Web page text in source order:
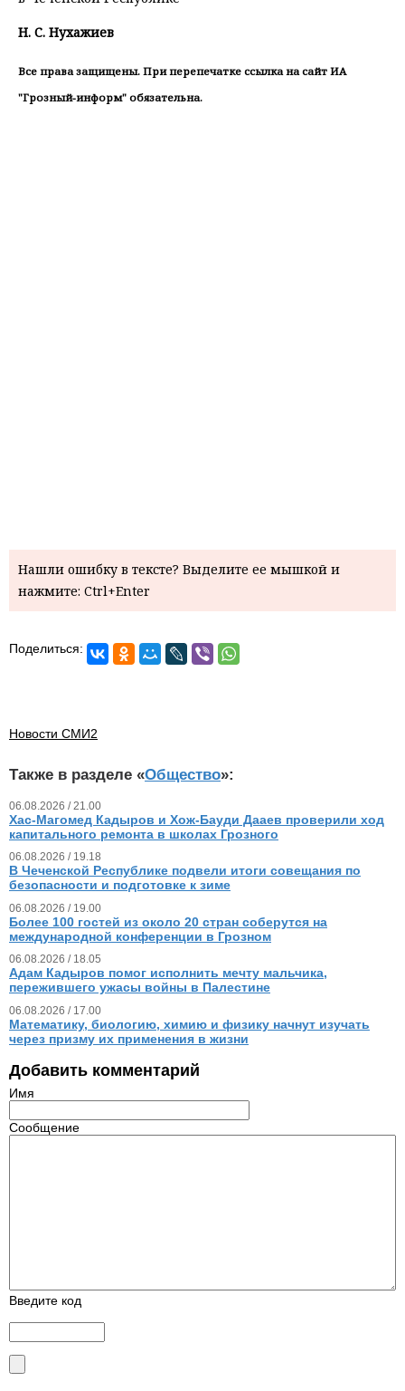
Н. С. Нухажиев
Все права защищены. При перепечатке ссылка на сайт ИА
"Грозный-информ" обязательна.
Нашли ошибку в тексте? Выделите ее мышкой и
нажмите: Ctrl+Enter
Поделиться:
Новости СМИ2
Также в разделе «Общество»:
06.08.2026 / 21.00
Хас-Магомед Кадыров и Хож-Бауди Дааев проверили ход
капитального ремонта в школах Грозного
06.08.2026 / 19.18
В Чеченской Республике подвели итоги совещания по
безопасности и подготовке к зиме
06.08.2026 / 19.00
Более 100 гостей из около 20 стран соберутся на
международной конференции в Грозном
06.08.2026 / 18.05
Адам Кадыров помог исполнить мечту мальчика,
пережившего ужасы войны в Палестине
06.08.2026 / 17.00
Математику, биологию, химию и физику начнут изучать
через призму их применения в жизни
Добавить комментарий
Имя
Сообщение
Введите код